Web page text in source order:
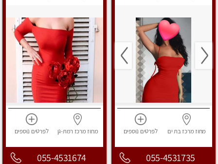
מחוז מרכז בת ים לפרטים נוספים
055-4531735
מחוז מרכז רמת-גן לפרטים נוספים
055-4531674